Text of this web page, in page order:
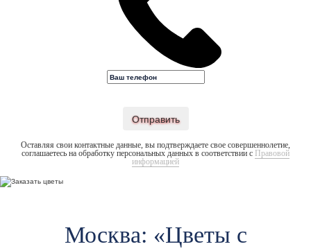
Отправить
Оставляя свои контактные данные, вы подтверждаете свое совершеннолетие,
соглашаетесь на обработку персональных данных в соответствии с Правовой
информацией
Москва: «Цветы c